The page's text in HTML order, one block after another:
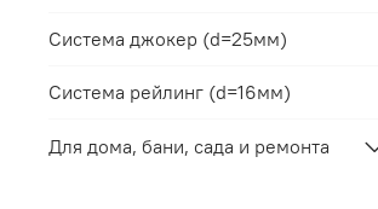
Система джокер (d=25мм)
Система рейлинг (d=16мм)
Для дома, бани, сада и ремонта